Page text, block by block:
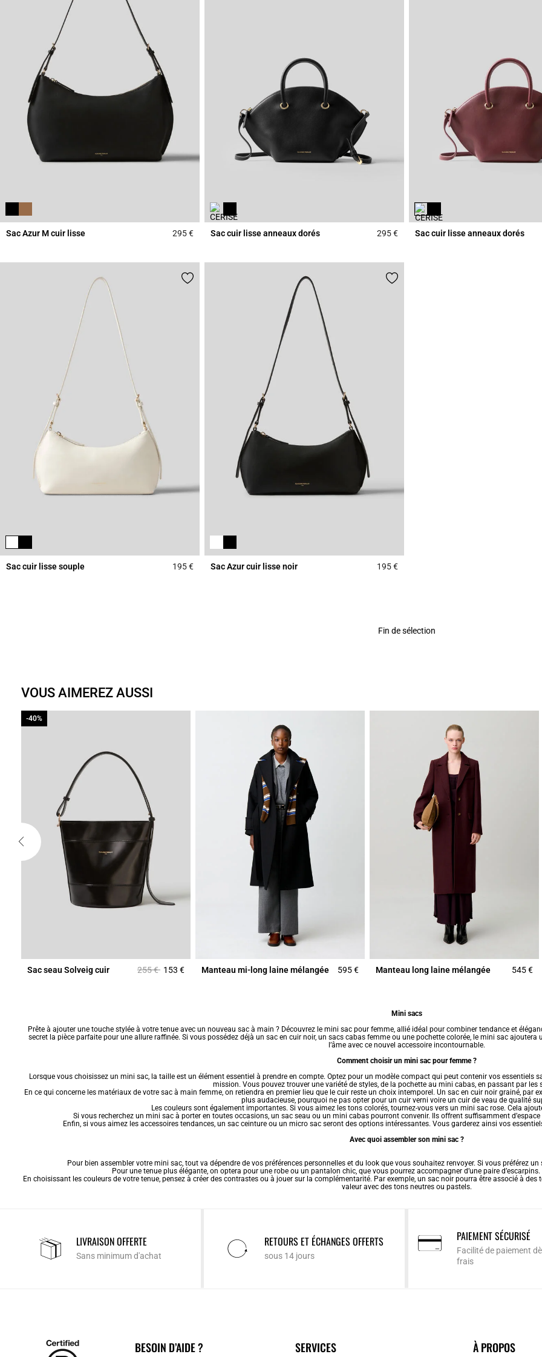
Sac Azur M cuir lisse 295 €3,3 out of 5 Customer Rating
Sac cuir lisse anneaux dorés 295 €5 out of 5 Customer Rating
Sac cuir lisse anneaux dorés
Sac cuir lisse souple 195 €4,7 out of 5 Customer Rating
Sac Azur cuir lisse noir 195 €5 out of 5 Customer Rating
Fin de sélection
VOUS AIMEREZ AUSSI
Sac seau Solveig cuir Prix réduit à partir de
255 €à
-40%
153 €
-40%
Manteau mi-long laine mélangée 595 € Manteau long laine mélangée 545 €
Mini sacs
Prête à ajouter une touche stylée à votre tenue avec un nouveau sac à main ? Découvrez le mini sac pour femme, allié idéal pour combiner tendance et
secret la pièce parfaite pour une allure raffinée. Si vous possédez déjà un sac en cuir noir, un sacs cabas femme ou une pochette colorée, le mini sac ajoutera
l’âme avec ce nouvel accessoire incontournable.
Comment choisir un mini sac pour femme ?
Lorsque vous choisissez un mini sac, la taille est un élément essentiel à prendre en compte. Optez pour un modèle compact qui peut contenir vos
mission. Vous pouvez trouver une variété de styles, de la pochette au mini cabas, en passant par les
En ce qui concerne les matériaux de votre sac à main femme, on retiendra en premier lieu que le cuir reste un choix intemporel. Un sac en cuirnoir grainé, par
plus audacieuse, pourquoi ne pas opter pour un cuir verni voire un cuir de veau de qualité
Les couleurs sont également importantes. Si vous aimez les tons colorés, tournez-vous vers un mini sac rose. Cela
Si vous recherchez un mini sac à porter en toutes occasions, un sac seau ou un mini cabas pourront convenir. Ils offrent suffisamment
Enfin, si vous aimez les accessoires tendances, un sac ceinture ou un micro sac seront des options intéressantes. Vous garderez ainsi vos
Avec quoi assembler son mini sac ?
Pour bien assembler votre mini sac, tout va dépendre de vos préférences personnelles et du look que vous souhaitez renvoyer. Si vous préférez
Pour une tenue plus élégante, on optera pour une robe ou un pantalon chic, que vous pourrez accompagner d’une paire
En choisissant les couleurs de votre tenue, pensez à créer des contrastes ou à jouer sur la complémentarité. Par exemple, un sac noirpourra être associé à des
valeur avec des tons neutres ou pastels.
LIVRAISON OFFERTE
Sans minimum d'achat
RETOURS ET ÉCHANGES OFFERTS
sous 14 jours
PAIEMENT SÉCURISÉ
Facilité de paiement
frais
BESOIN D’AIDE ? SERVICES À PROPOS